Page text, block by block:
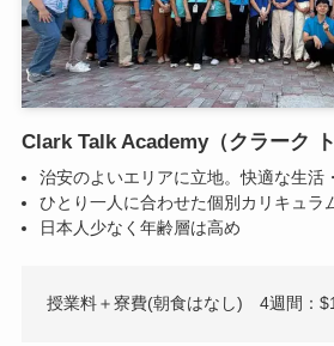
Clark Talk Academy（クラーク
治安のよいエリアに立地。快適な生活
ひとり一人に合わせた個別カリキュラ
日本人少なく年齢層は高め
授業料＋寮費(朝食はなし) 4週間：